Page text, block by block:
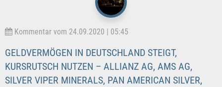
Kommentar vom 24.09.2020 | 05:45
GELDVERMÖGEN IN DEUTSCHLAND STEIGT,
KURSRUTSCH NUTZEN – ALLIANZ AG, AMS AG,
SILVER VIPER MINERALS, PAN AMERICAN SILVER,